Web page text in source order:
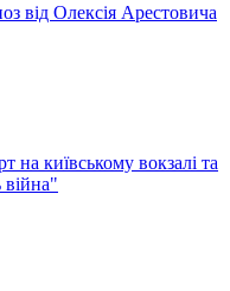
від Олексія Арестовича
на київському вокзалі та